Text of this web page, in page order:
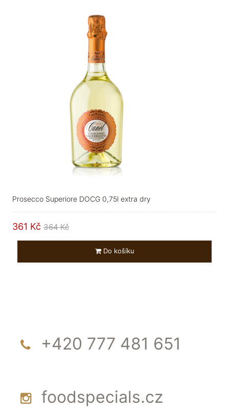
Prosecco Superiore DOCG 0,75l extra dry
361 Kč 364 Kč
Do košíku
+420 777 481 651
foodspecials.cz